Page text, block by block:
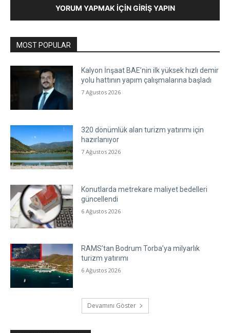
YORUM YAPMAK İÇIN GIRIŞ YAPIN
MOST POPULAR
Kalyon İnşaat BAE’nin ilk yüksek hızlı demir
yolu hattının yapım çalışmalarına başladı
7 Ağustos 2026
320 dönümlük alan turizm yatırımı için
hazırlanıyor
7 Ağustos 2026
Konutlarda metrekare maliyet bedelleri
güncellendi
6 Ağustos 2026
RAMS’tan Bodrum Torba’ya milyarlık
turizm yatırımı
6 Ağustos 2026
Devamını Göster